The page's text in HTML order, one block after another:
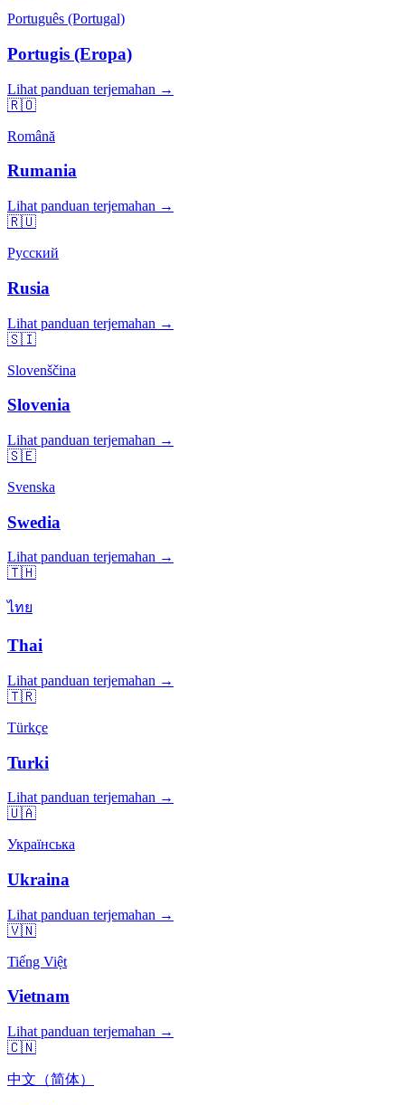
Português (Portugal)
Portugis (Eropa)
Lihat panduan terjemahan →
🇷🇴
Română
Rumania
Lihat panduan terjemahan →
🇷🇺
Русский
Rusia
Lihat panduan terjemahan →
🇸🇮
Slovenščina
Slovenia
Lihat panduan terjemahan →
🇸🇪
Svenska
Swedia
Lihat panduan terjemahan →
🇹🇭
ไทย
Thai
Lihat panduan terjemahan →
🇹🇷
Türkçe
Turki
Lihat panduan terjemahan →
🇺🇦
Українська
Ukraina
Lihat panduan terjemahan →
🇻🇳
Tiếng Việt
Vietnam
Lihat panduan terjemahan →
🇨🇳
中文（简体）